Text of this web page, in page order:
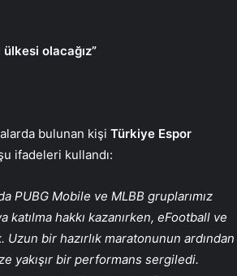
olacağız”
bulunan kişi Türkiye Espor
ifadeleri kullandı:
PUBG Mobile ve MLBB gruplarımız
hakkı kazanırken, eFootball ve
Uzun bir hazırlık maratonunun ardından
yakışır bir performans sergiledi.